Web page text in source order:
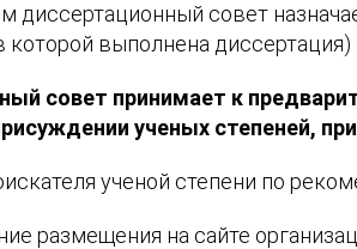
диссертационный совет
которой выполнена
совет принимает к
ученых степеней,
ученой степени по
размещения на сайте